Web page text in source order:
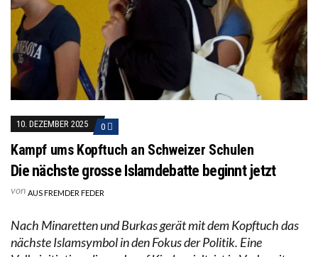
10. DEZEMBER 2025 0
Kampf ums Kopftuch an Schweizer Schulen
Die nächste grosse Islamdebatte beginnt jetzt
von AUS FREMDER FEDER
Nach Minaretten und Burkas gerät mit dem Kopftuch das
nächste Islamsymbol in den Fokus der Politik. Eine